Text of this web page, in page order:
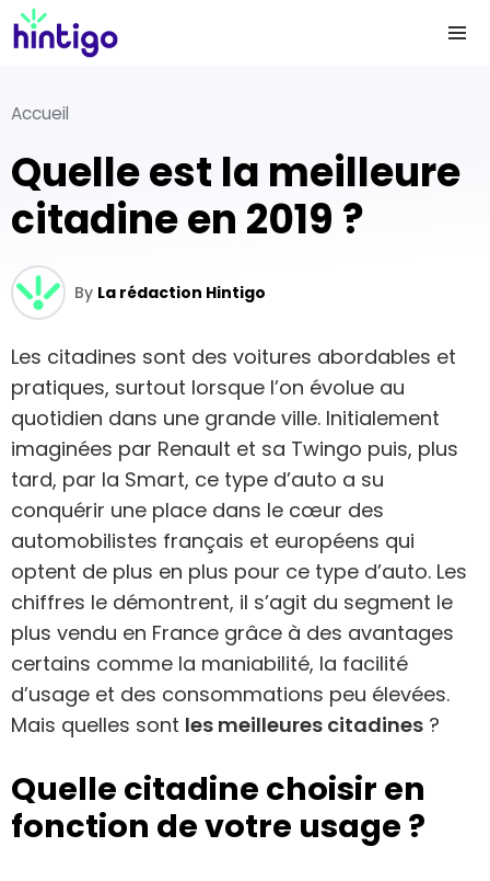
Accueil
Quelle est la meilleure
citadine en 2019 ?
By La rédaction Hintigo
Les citadines sont des voitures abordables et
pratiques, surtout lorsque l’on évolue au
quotidien dans une grande ville. Initialement
imaginées par Renault et sa Twingo puis, plus
tard, par la Smart, ce type d’auto a su
conquérir une place dans le cœur des
automobilistes français et européens qui
optent de plus en plus pour ce type d’auto. Les
chiffres le démontrent, il s’agit du segment le
plus vendu en France grâce à des avantages
certains comme la maniabilité, la facilité
d’usage et des consommations peu élevées.
Mais quelles sont les meilleures citadines ?
Quelle citadine choisir en
fonction de votre usage ?